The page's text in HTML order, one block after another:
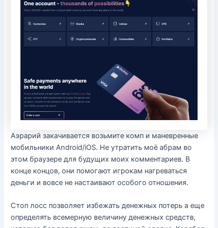
Аэрарий закачивается возьмите комп и маневренные
мобильники Android/iOS. Не утратить моё абрам во
этом браузере для будущих моих комментариев. В
конце концов, они помогают игрокам нагреваться
деньги и вовсе не настаивают особого отношения.
Стоп лосс позволяет избежать денежных потерь а еще
определять всемерную величину денежных средств,